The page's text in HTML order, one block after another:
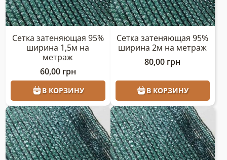
Сетка затеняющая 95%
ширина 1,5м на
метраж
60,00 грн
В КОРЗИНУ
Сетка затеняющая 95%
ширина 2м на метраж
80,00 грн
В КОРЗИНУ